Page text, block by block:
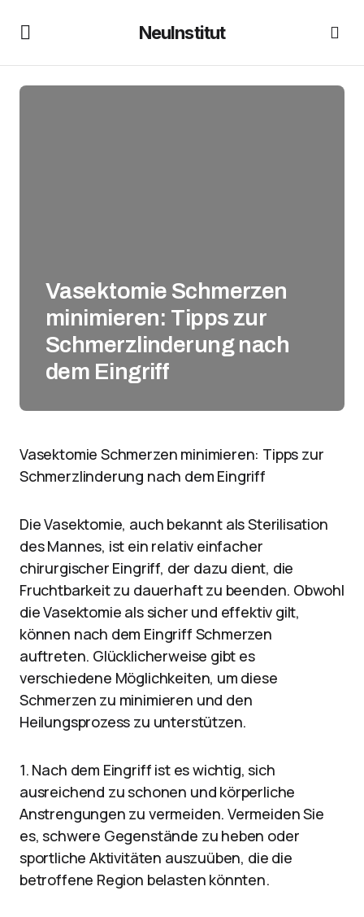
NeuInstitut
Vasektomie Schmerzen
minimieren: Tipps zur
Schmerzlinderung nach
dem Eingriff
Vasektomie Schmerzen minimieren: Tipps zur
Schmerzlinderung nach dem Eingriff
Die Vasektomie, auch bekannt als Sterilisation
des Mannes, ist ein relativ einfacher
chirurgischer Eingriff, der dazu dient, die
Fruchtbarkeit zu dauerhaft zu beenden. Obwohl
die Vasektomie als sicher und effektiv gilt,
können nach dem Eingriff Schmerzen
auftreten. Glücklicherweise gibt es
verschiedene Möglichkeiten, um diese
Schmerzen zu minimieren und den
Heilungsprozess zu unterstützen.
1. Nach dem Eingriff ist es wichtig, sich
ausreichend zu schonen und körperliche
Anstrengungen zu vermeiden. Vermeiden Sie
es, schwere Gegenstände zu heben oder
sportliche Aktivitäten auszuüben, die die
betroffene Region belasten könnten.